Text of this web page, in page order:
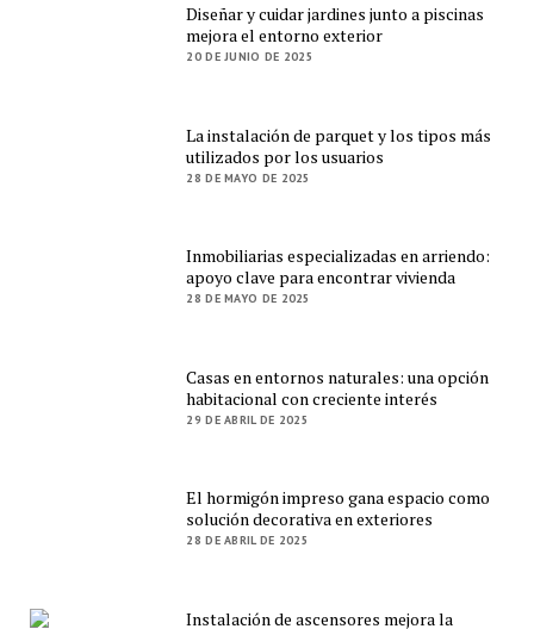
Diseñar y cuidar jardines junto a piscinas
mejora el entorno exterior
20 DE JUNIO DE 2025
La instalación de parquet y los tipos más
utilizados por los usuarios
28 DE MAYO DE 2025
Inmobiliarias especializadas en arriendo:
apoyo clave para encontrar vivienda
28 DE MAYO DE 2025
Casas en entornos naturales: una opción
habitacional con creciente interés
29 DE ABRIL DE 2025
El hormigón impreso gana espacio como
solución decorativa en exteriores
28 DE ABRIL DE 2025
Instalación de ascensores mejora la